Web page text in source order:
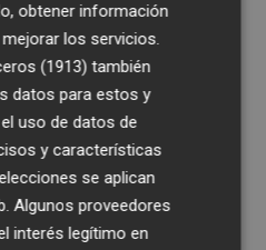
para salarios,
nuestra soberanía
se intenta
generen impacto,
Hub mantiene que, si
en ciernes,
obtener información
los servicios.
(1913) también
datos para estos y
uso de datos de
y características
se aplican
Algunos proveedores
interés legítimo en